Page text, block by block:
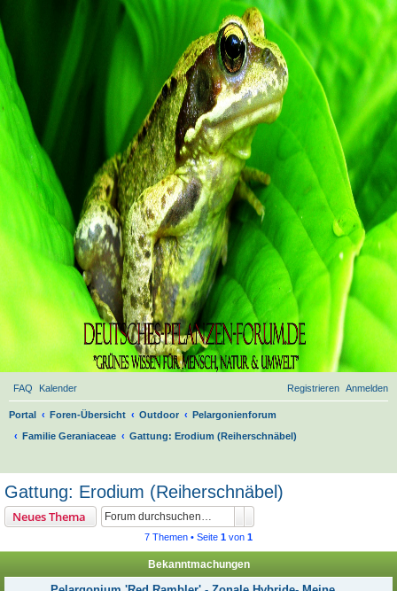
FAQ Kalender Anmelden
Registrieren
Portal Foren-Übersicht Outdoor
Pelargonienforum
Familie Geraniaceae
Gattung: Erodium (Reiherschnäbel)
Gattung: Erodium (Reiherschnäbel)
Neues Thema
7 Themen • Seite 1 von 1
Bekanntmachungen